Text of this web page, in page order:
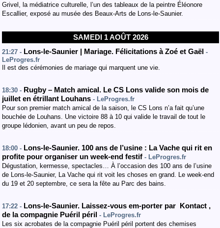
Grivel, la médiatrice culturelle, l’un des tableaux de la peintre Éléonore
Escallier, exposé au musée des Beaux-Arts de Lons-le-Saunier.
SAMEDI 1 AOÛT 2026
21:27 - Lons-le-Saunier | Mariage. Félicitations à Zoé et Gaël -
LeProgres.fr
Il est des cérémonies de mariage qui marquent une vie.
18:30 - Rugby – Match amical. Le CS Lons valide son mois de
juillet en étrillant Louhans - LeProgres.fr
Pour son premier match amical de la saison, le CS Lons n’a fait qu’une
bouchée de Louhans. Une victoire 88 à 10 qui valide le travail de tout le
groupe lédonien, avant un peu de repos.
18:00 - Lons-le-Saunier. 100 ans de l’usine : La Vache qui rit en
profite pour organiser un week-end festif - LeProgres.fr
Dégustation, kermesse, spectacles… À l’occasion des 100 ans de l’usine
de Lons-le-Saunier, La Vache qui rit voit les choses en grand. Le week-end
du 19 et 20 septembre, ce sera la fête au Parc des bains.
17:22 - Lons-le-Saunier. Laissez-vous em-porter par Kontact ,
de la compagnie Puéril péril - LeProgres.fr
Les six acrobates de la compagnie Puéril péril portent des chemises